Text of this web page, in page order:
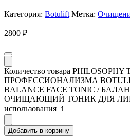
Категория: Botulift Метка:
2800 ₽
Количество товара
ПРОФЕССИОНАЛИЗМА
BALANCE FACE TONIC /
ОЧИЩАЮЩИЙ ТОНИК ДЛЯ ЛИЦА
использования
Добавить в корзину